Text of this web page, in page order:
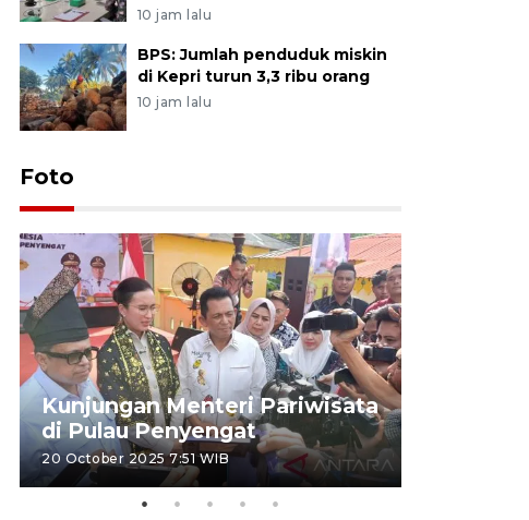
10 jam lalu
BPS: Jumlah penduduk miskin
di Kepri turun 3,3 ribu orang
10 jam lalu
Foto
Kunjungan Menteri Pariwisata
di Pulau Penyengat
20 October 2025 7:51 WIB